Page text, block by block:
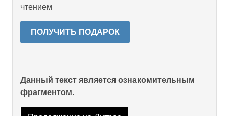
чтением
ПОЛУЧИТЬ ПОДАРОК
Данный текст является ознакомительным
фрагментом.